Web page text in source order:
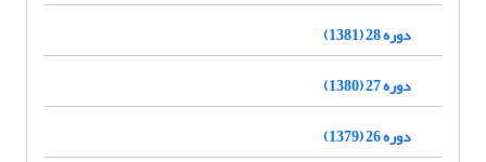
دوره 28 (1381)
دوره 27 (1380)
دوره 26 (1379)